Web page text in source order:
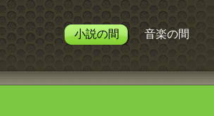
小説の間 音楽の間